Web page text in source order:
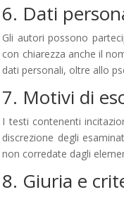
6. Dati
Gli autori possono
con chiarezza anche il
dati personali, oltre allo
7. Motivi di
I testi contenenti
discrezione degli
non corredate dagli
8. Giuria e